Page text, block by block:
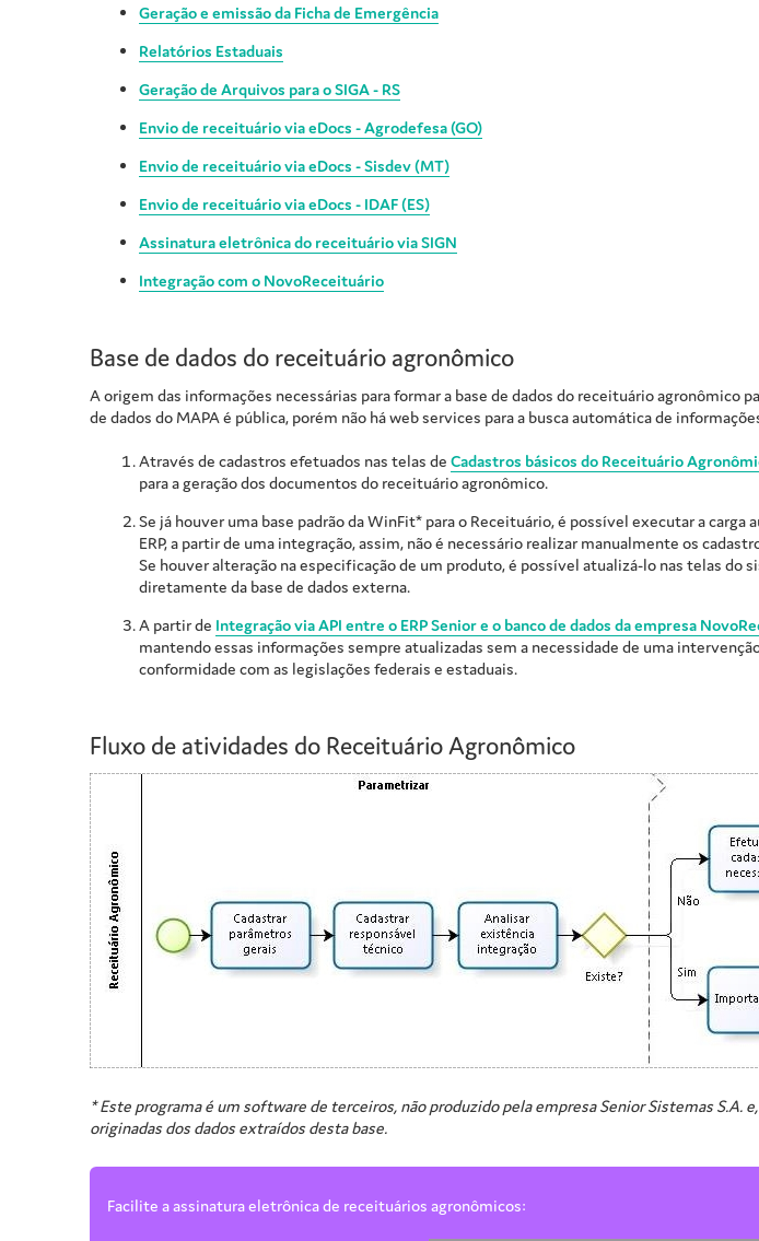
Geração e emissão da Ficha de Emergência
Relatórios Estaduais
Geração de Arquivos para o SIGA - RS
Envio de receituário via eDocs - Agrodefesa (GO)
Envio de receituário via eDocs - Sisdev (MT)
Envio de receituário via eDocs - IDAF (ES)
Assinatura eletrônica do receituário viaSIGN
Integração com o NovoReceituário
Base de dados do receituário agronômico
A origem das informações necessárias para formar a base de dados do receituário
de dados do MAPA é pública, porém não há web services para a busca automática de
Através de cadastros efetuados nas telas de Cadastros básicos do Receituário
para a geração dos documentos do receituário agronômico.
Se já houver uma base padrão da WinFit* para o Receituário, é possível executar a
ERP, a partir de uma integração, assim, não é necessário realizar manualmente os
Se houver alteração na especificação de um produto, é possível atualizá-lo nas telas
diretamente da base de dados externa.
A partir de Integração via API entre o ERP Senior e o banco de dados da empresa
mantendo essas informações sempre atualizadas sem a necessidade de uma
conformidade com as legislações federais e estaduais.
Fluxo de atividades do Receituário Agronômico
* Este programa é um software de terceiros, não produzido pela empresa Senior Sistemas
originadas dos dados extraídos desta base.
Facilite a assinatura eletrônica de receituários agronômicos: